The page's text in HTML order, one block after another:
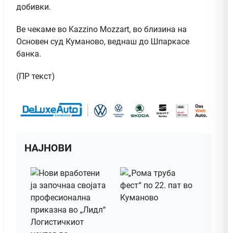
добивки.
Ве чекаме во Kazzino Mozzart, во близина на
Основен суд Куманово, веднаш до Шпаркасе
банка.
(ПР текст)
НАЈНОВИ